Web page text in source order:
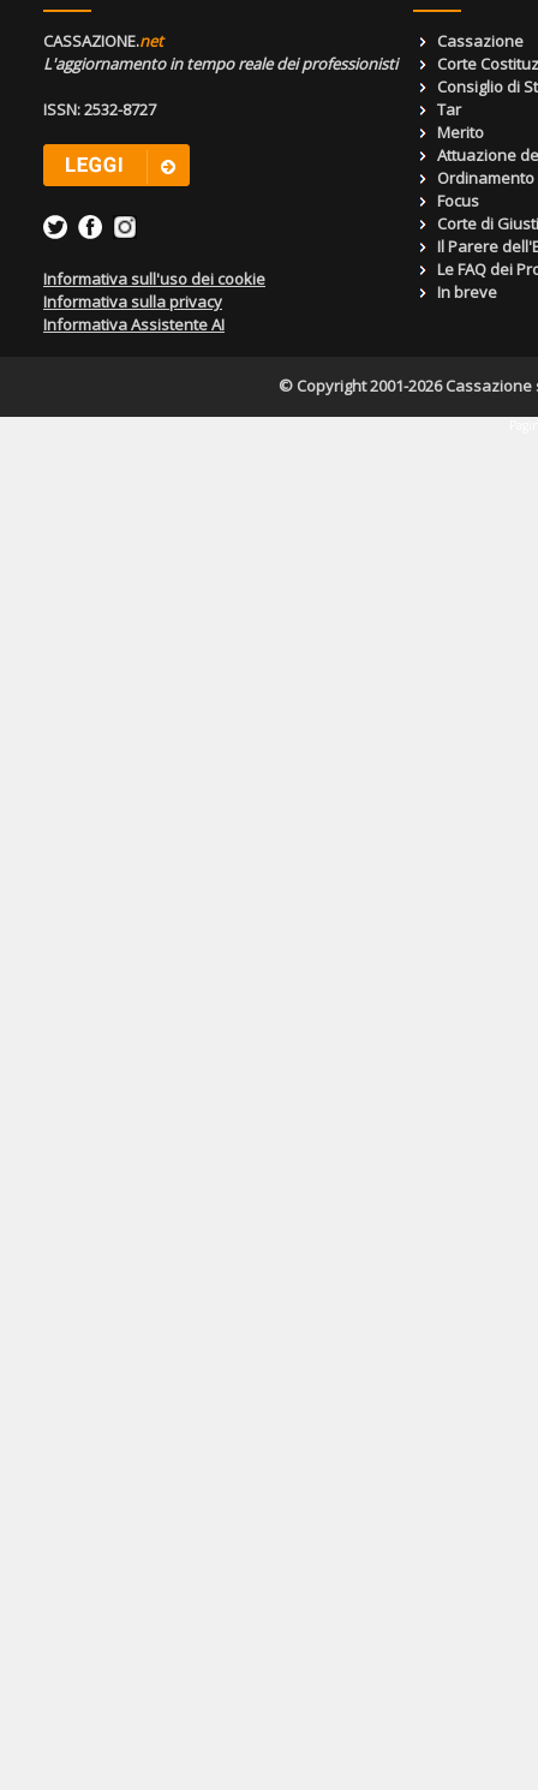
CASSAZIONE.net
L'aggiornamento in tempo reale dei professionisti
ISSN: 2532-8727
Informativa sull'uso dei cookie
Informativa sulla privacy
Informativa Assistente AI
Cassazione
Corte
Consiglio di
Tar
Merito
Attuazione
Focus
Corte di
Il Parere
Le FAQ dei
In breve
© Copyright 2001-2026 Cassazione